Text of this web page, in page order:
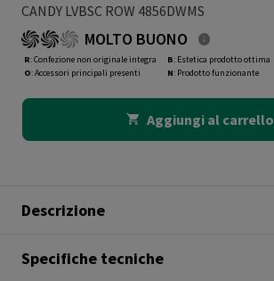
CANDY LVBSC ROW 4856DWMS
MOLTO BUONO
R: Confezione non originale integra
O: Accessori principali presenti
B: Estetica prodotto ottima
N: Prodotto funzionante
Aggiungi al carrello
Descrizione
Specifiche tecniche